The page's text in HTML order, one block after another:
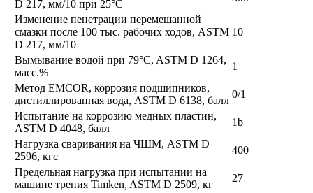
D 217, мм/10 при 25°C
Изменение пенетрации перемешанной
смазки после 100 тыс. рабочих ходов, ASTM
D 217, мм/10
10
Вымывание водой при 79°C, ASTM D 1264,
масс.%
1
Метод EMCOR, коррозия подшипников,
дистиллированная вода, ASTM D 6138, балл
0/1
Испытание на коррозию медных пластин,
ASTM D 4048, балл
1b
Нагрузка сваривания на ЧШМ, ASTM D
2596, кгс
400
Предельная нагрузка при испытании на
машине трения Timken, ASTM D 2509, кг
27